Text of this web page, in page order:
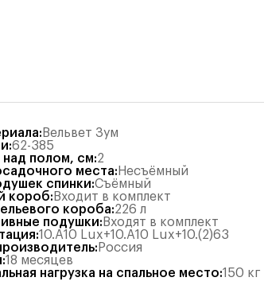
: Вельвет Зум
:62-385
над полом, см:2
места: Несъёмный
спинки:Съёмный
короб: Входит в комплект
короба:226 л
подушки: Входят в комплект
:10.А10 Lux+10.А10 Lux+10.(2)63
: Россия
:18 месяцев
нагрузка на спальное место:150 кг